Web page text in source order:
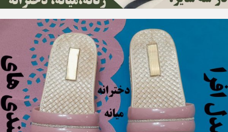
قیمت دمپایی ژله ای بچگانه (۲۷ تا ۵۷ هزار
تومن)